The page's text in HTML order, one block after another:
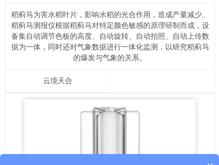
稻蓟马为害水稻叶片，影响水稻的光合作用，造成产量减少。
稻蓟马测报仪根据稻蓟马对特定颜色敏感的原理研制而成，设
备集自动调节色板的高度、自动旋转、自动拍照、自动上传数
据为一体，同时还对气象数据进行一体化监测，以研究稻蓟马
的爆发与气象的关系。
云境天合